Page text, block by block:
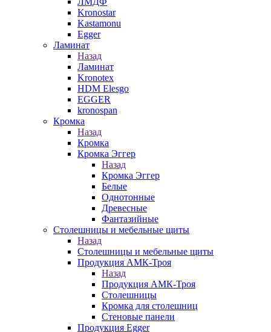
Kronostar
Kastamonu
Egger
Ламинат
Назад
Ламинат
Kronotex
HDM Elesgo
EGGER
kronospan
Кромка
Назад
Кромка
Кромка Эггер
Назад
Кромка Эггер
Белые
Однотонные
Древесные
Фантазийные
Столешницы и мебельные щиты
Назад
Столешницы и мебельные щиты
Продукция АМК-Троя
Назад
Продукция АМК-Троя
Столешницы
Кромка для столешниц
Стеновые панели
Продукция Egger